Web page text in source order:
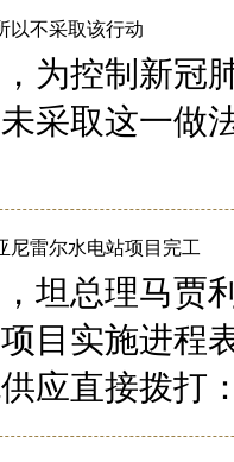
以不采取该行动
为控制新冠
采取这一做
尼雷尔水电站项目完工
坦总理马贾
目实施进程
应直接拨打